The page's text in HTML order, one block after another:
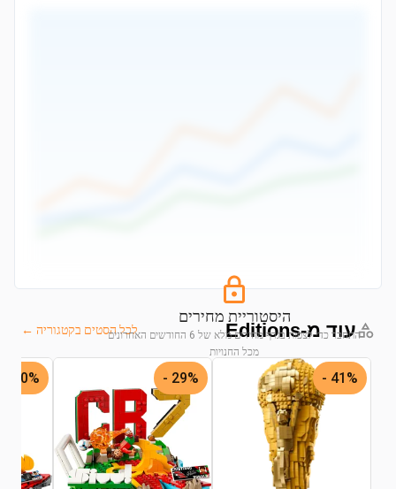
היסטוריית מחירים
התחבר כדי לצפות בגרף מחירים מלא של 6 החודשים האחרונים
מכל החנויות
התחבר לצפייה בגרף
עוד מ-Editions לכל הסטים בקטגוריה ←
41% -
29% -
30% -